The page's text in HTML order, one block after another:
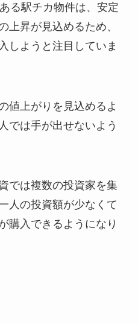
る駅チカ物件は、安定
上昇が見込めるため、
しようと注目していま
値上がりを見込めるよ
では手が出せないよう
では複数の投資家を集
人の投資額が少なくて
購入できるようになり